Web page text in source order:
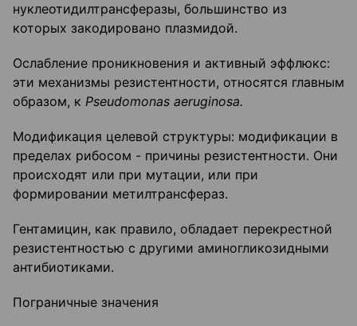
нуклеотидилтрансферазы, большинство из
которых закодировано плазмидой.
Ослабление проникновения и активный эффлюкс:
эти механизмы резистентности, относятся главным
образом, к Pseudomonas aeruginosa.
Модификация целевой структуры: модификации в
пределах рибосом - причины резистентности. Они
происходят или при мутации, или при
формировании метилтрансфераз.
Гентамицин, как правило, обладает перекрестной
резистентностью с другими аминогликозидными
антибиотиками.
Пограничные значения